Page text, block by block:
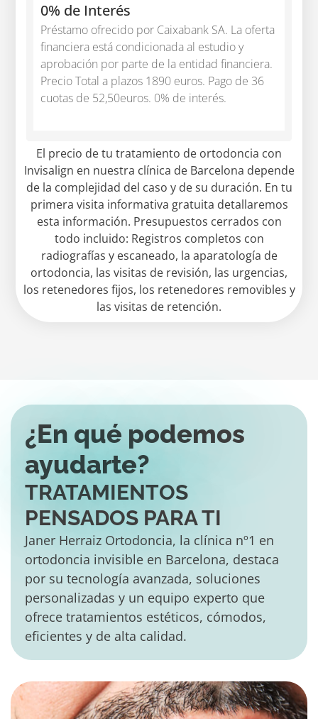
0% de Interés
Préstamo ofrecido por Caixabank SA. La oferta
financiera está condicionada al estudio y
aprobación por parte de la entidad financiera.
Precio Total a plazos 1890 euros. Pago de 36
cuotas de 52,50euros. 0% de interés.
El precio de tu tratamiento de ortodoncia con
Invisalign en nuestra clínica de Barcelona depende
de la complejidad del caso y de su duración. En tu
primera visita informativa gratuita detallaremos
esta información. Presupuestos cerrados con
todo incluido: Registros completos con
radiografías y escaneado, la aparatología de
ortodoncia, las visitas de revisión, las urgencias,
los retenedores fijos, los retenedores removibles y
las visitas de retención.
¿En qué podemos
ayudarte?
TRATAMIENTOS
PENSADOS PARA TI
Janer Herraiz Ortodoncia, la clínica nº1 en
ortodoncia invisible en Barcelona, destaca
por su tecnología avanzada, soluciones
personalizadas y un equipo experto que
ofrece tratamientos estéticos, cómodos,
eficientes y de alta calidad.